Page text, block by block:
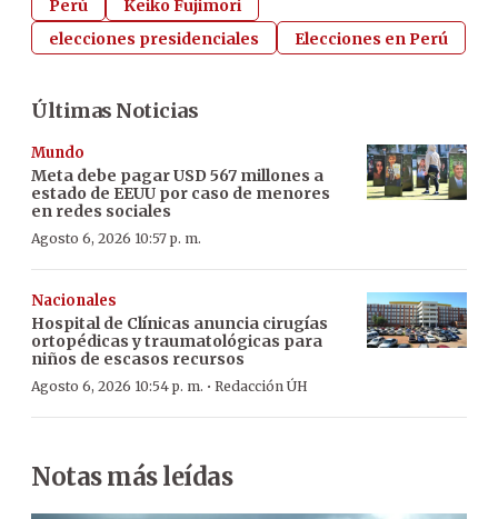
Perú
Keiko Fujimori
elecciones presidenciales
Elecciones en Perú
Últimas Noticias
Mundo
Meta debe pagar USD 567 millones a
estado de EEUU por caso de menores
en redes sociales
Agosto 6, 2026 10:57 p. m.
Nacionales
Hospital de Clínicas anuncia cirugías
ortopédicas y traumatológicas para
niños de escasos recursos
Agosto 6, 2026 10:54 p. m. · Redacción ÚH
Notas más leídas